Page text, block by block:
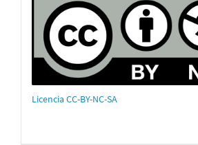
Licencia CC-BY-NC-SA